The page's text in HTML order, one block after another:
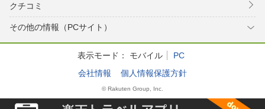
クチコミ
その他の情報（PCサイト）
表示モード： モバイル
PC
会社情報
個人情報保護方針
© Rakuten Group, Inc.